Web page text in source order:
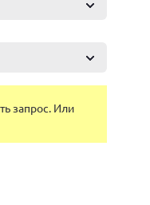
запрос. Или